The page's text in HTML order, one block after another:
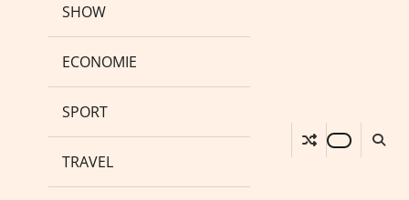
SHOW
ECONOMIE
SPORT
TRAVEL